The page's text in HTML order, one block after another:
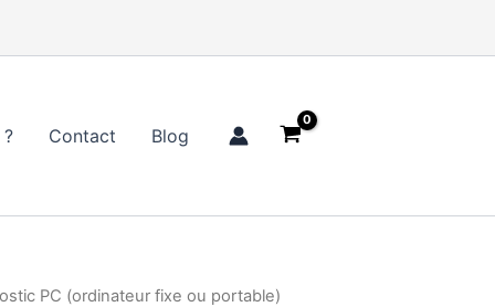
Contact Blog
PC (ordinateur fixe ou portable)